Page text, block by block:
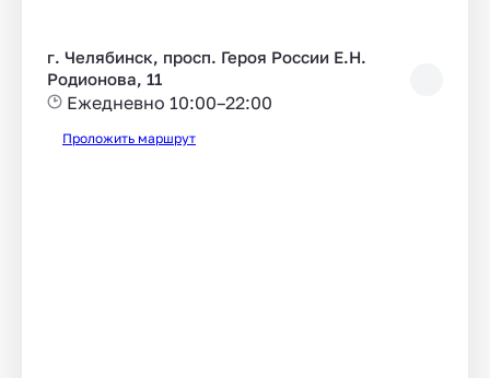
г. Челябинск, просп. Героя России Е.Н.
Родионова, 11
Ежедневно 10:00–22:00
Проложить маршрут